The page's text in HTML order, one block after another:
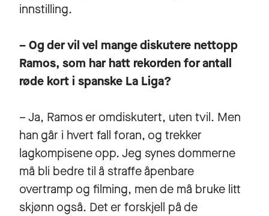
innstilling.
– Og der vil vel mange diskutere nettopp
Ramos, som har hatt rekorden for antall
røde kort i spanske La Liga?
– Ja, Ramos er omdiskutert, uten tvil. Men
han går i hvert fall foran, og trekker
lagkompisene opp. Jeg synes dommerne
må bli bedre til å straffe åpenbare
overtramp og filming, men de må bruke litt
skjønn også. Det er forskjell på de